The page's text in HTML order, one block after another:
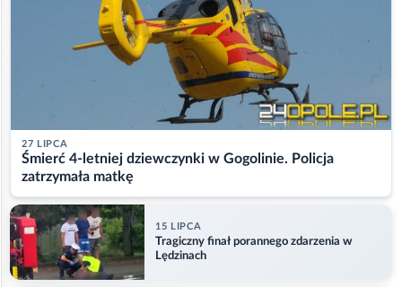
27 LIPCA
Śmierć 4-letniej dziewczynki w Gogolinie. Policja
zatrzymała matkę
15 LIPCA
Tragiczny finał porannego zdarzenia w
Lędzinach